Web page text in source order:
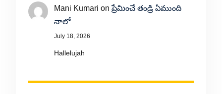
Mani Kumari onప్రేమించే తండ్రి ఏముంది
నాలో
July 18, 2026
Hallelujah